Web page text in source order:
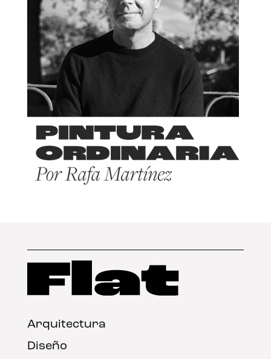
Arquitectura
Diseño